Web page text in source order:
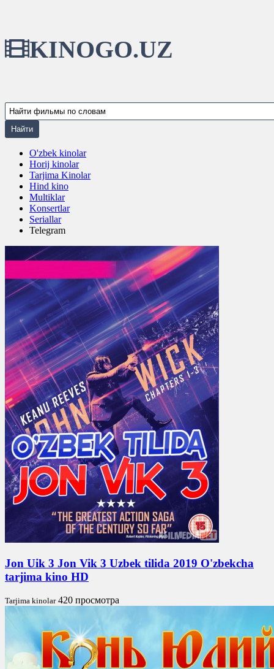
KINOGO.UZ
O'zbek kinolar
Horij kinolar
Tarjima Kinolar
Hind kino
Multiklar
Konsertlar
Seriallar
Telegram
Jon Uik 3 Jon Vik 3 Uzbek tilida 2019 O'zbekcha
tarjima kino HD
Tarjima kinolar 420 просмотра